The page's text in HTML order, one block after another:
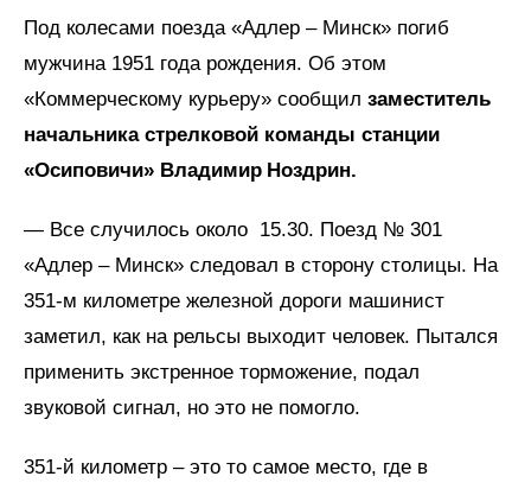
Под колесами поезда «Адлер – Минск» погиб
мужчина 1951 года рождения. Об этом
«Коммерческому курьеру» сообщил заместитель
начальника стрелковой команды станции
«Осиповичи» Владимир Ноздрин.
— Все случилось около 15.30. Поезд № 301
«Адлер – Минск» следовал в сторону столицы. На
351-м километре железной дороги машинист
заметил, как на рельсы выходит человек. Пытался
применить экстренное торможение, подал
звуковой сигнал, но это не помогло.
351-й километр – это то самое место, где в